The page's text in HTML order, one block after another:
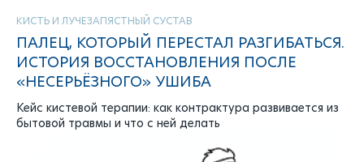
КИСТЬ И ЛУЧЕЗАПЯСТНЫЙ СУСТАВ
ПАЛЕЦ, КОТОРЫЙ ПЕРЕСТАЛ РАЗГИБАТЬСЯ.
ИСТОРИЯ ВОССТАНОВЛЕНИЯ ПОСЛЕ
«НЕСЕРЬЁЗНОГО» УШИБА
Кейс кистевой терапии: как контрактура развивается из
бытовой травмы и что с ней делать